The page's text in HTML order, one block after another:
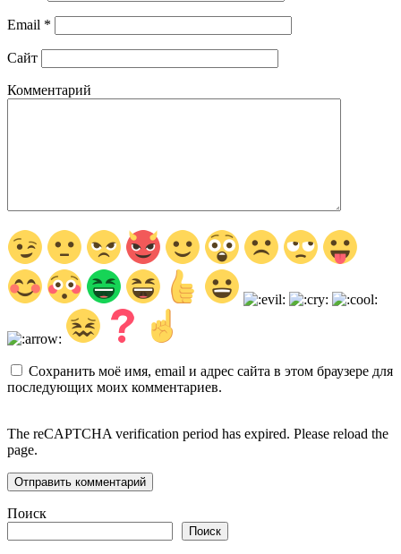
Email *
Сайт
Комментарий
Сохранить моё имя, email и адрес сайта в этом браузере для
последующих моих комментариев.
The reCAPTCHA verification period has expired. Please reload the
page.
Поиск
Поиск